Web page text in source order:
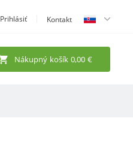
Prihlásiť Kontakt
Nákupný košík 0,00 €